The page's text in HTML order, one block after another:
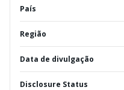
País
Região
Data de divulgação
Disclosure Status